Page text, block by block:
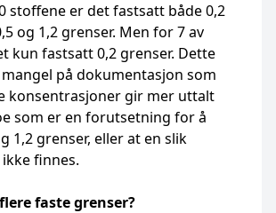
stoffene er det fastsatt både 0,2
og 1,2 grenser. Men for 7 av
kun fastsatt 0,2 grenser. Dette
på dokumentasjon som
konsentrasjoner gir mer uttalt
som er en forutsetning for å
1,2 grenser, eller at en slik
finnes.
faste grenser?